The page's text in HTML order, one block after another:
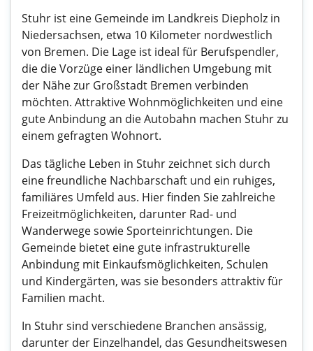
Stuhr ist eine Gemeinde im Landkreis Diepholz in
Niedersachsen, etwa 10 Kilometer nordwestlich
von Bremen. Die Lage ist ideal für Berufspendler,
die die Vorzüge einer ländlichen Umgebung mit
der Nähe zur Großstadt Bremen verbinden
möchten. Attraktive Wohnmöglichkeiten und eine
gute Anbindung an die Autobahn machen Stuhr zu
einem gefragten Wohnort.
Das tägliche Leben in Stuhr zeichnet sich durch
eine freundliche Nachbarschaft und ein ruhiges,
familiäres Umfeld aus. Hier finden Sie zahlreiche
Freizeitmöglichkeiten, darunter Rad- und
Wanderwege sowie Sporteinrichtungen. Die
Gemeinde bietet eine gute infrastrukturelle
Anbindung mit Einkaufsmöglichkeiten, Schulen
und Kindergärten, was sie besonders attraktiv für
Familien macht.
In Stuhr sind verschiedene Branchen ansässig,
darunter der Einzelhandel, das Gesundheitswesen